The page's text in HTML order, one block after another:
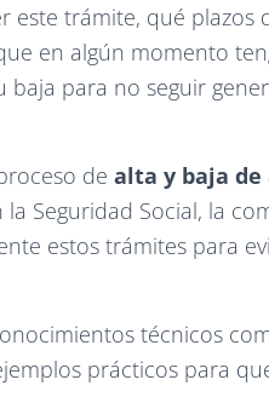
este trámite, qué plazos
en algún momento
para no seguir
de alta y baja
Seguridad Social, la
estos trámites para
técnicos
prácticos para